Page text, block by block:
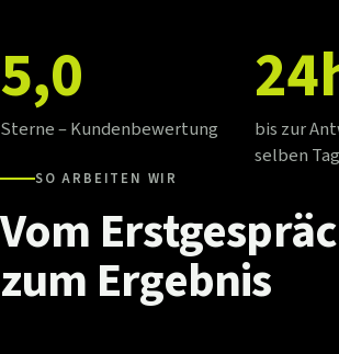
5,0
Sterne – Kundenbewertung
bis zur
selben Tag
SO ARBEITEN WIR
Vom
zum Ergebnis